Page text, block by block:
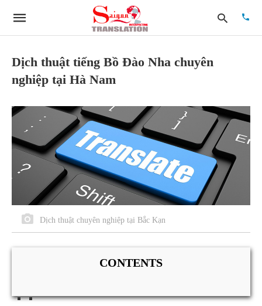
query
hit
Dịch thuật tiếng Bồ Đào Nha chuyên
nghiệp tại Hà Nam
Dịch thuật chuyên nghiệp tại Bắc Kạn
CONTENTS